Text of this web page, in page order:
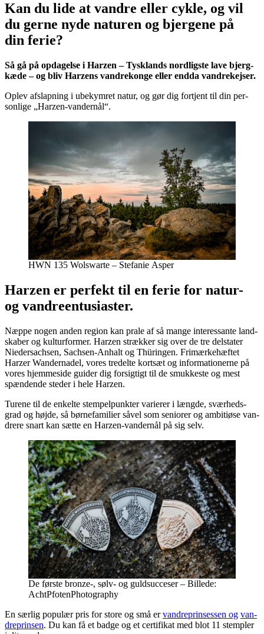
Kan du lide at vandre eller cykle, og vil
du gerne nyde naturen og bjergene på
din ferie?
Så gå på opda­gel­se i Harzen – Tys­klands nord­lig­ste lave bjerg­
kæ­de – og bliv Harzens van­dre­kon­ge eller end­da vandrekejser.
Oplev afslap­ning i ube­kym­ret natur, og gør dig fortjent til din per­
son­li­ge „Harzen-van­der­nål“.
HWN 135 Wolswar­te – Ste­fa­nie Asper
Harzen er perfekt til en ferie for natur-
og vandreentusiaster.
Næp­pe nogen anden region kan pra­le af så man­ge inter­es­san­te land­
ska­ber og kul­tur­for­mer. Harzen stræk­ker sig over de tre del­sta­ter
Nie­der­sa­ch­sen, Sach­sen-Anhalt og Thürin­gen. Fri­mær­ke­hæf­tet
Harzer Wan­der­na­del, vores tre­del­te kort­sæt og infor­ma­tio­ner­ne på
vores hjem­mesi­de gui­der dig for­sig­tigt til de smuk­ke­ste og mest
spæn­den­de ste­der i hele Harzen.
Ture­ne til de enkel­te stem­pel­punk­ter vari­e­rer i læng­de, svær­heds­
grad og høj­de, så bør­ne­fa­mi­li­er såvel som seni­o­rer og ambi­tiø­se van­
dre­re snart kan sæt­te en Harzen-van­der­nål på sig selv.
De før­ste bronze‑, sølv- og guldsuc­ce­ser – Bil­le­de:
AchtPfotenPhotography
En sær­lig popu­lær pris for sto­re og små ervan­dre­prin­ses­sen og van­
dre­prin­sen. Du kan få et bad­ge og et cer­ti­fi­kat med blot 11 stemp­ler